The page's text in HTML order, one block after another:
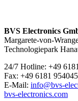
BVS Electronics
Margarete-von-
Technologiepark
24/7 Hotline: +49
Fax: +49 6181 954045
E-Mail: info@bvs-
bvs-electronics.com